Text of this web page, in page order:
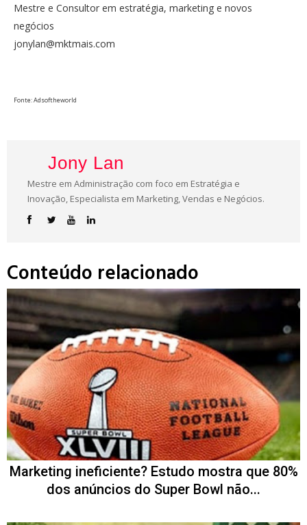
Mestre e Consultor em estratégia, marketing e novos
negócios
jonylan@mktmais.com
Fonte: Adsoftheworld
Jony Lan
Mestre em Administração com foco em Estratégia e
Inovação, Especialista em Marketing, Vendas e Negócios.
Conteúdo relacionado
Marketing ineficiente? Estudo mostra que 80%
dos anúncios do Super Bowl não...